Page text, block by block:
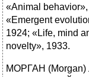
«Animal
«Emergent
1924; «Life, mind
novelty», 1933.
МОРГАН (Morgan)